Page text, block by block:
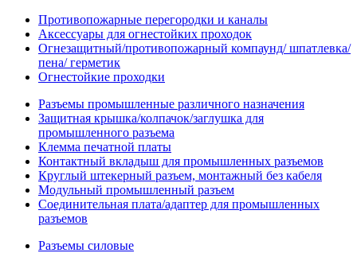
Противопожарные перегородки и каналы
Аксессуары для огнестойких проходок
Огнезащитный/противопожарный компаунд/ шпатлевка/
пена/ герметик
Огнестойкие проходки
Разъемы промышленные различного назначения
Защитная крышка/колпачок/заглушка для
промышленного разъема
Клемма печатной платы
Контактный вкладыш для промышленных разъемов
Круглый штекерный разъем, монтажный без кабеля
Модульный промышленный разъем
Соединительная плата/адаптер для промышленных
разъемов
Разъемы силовые